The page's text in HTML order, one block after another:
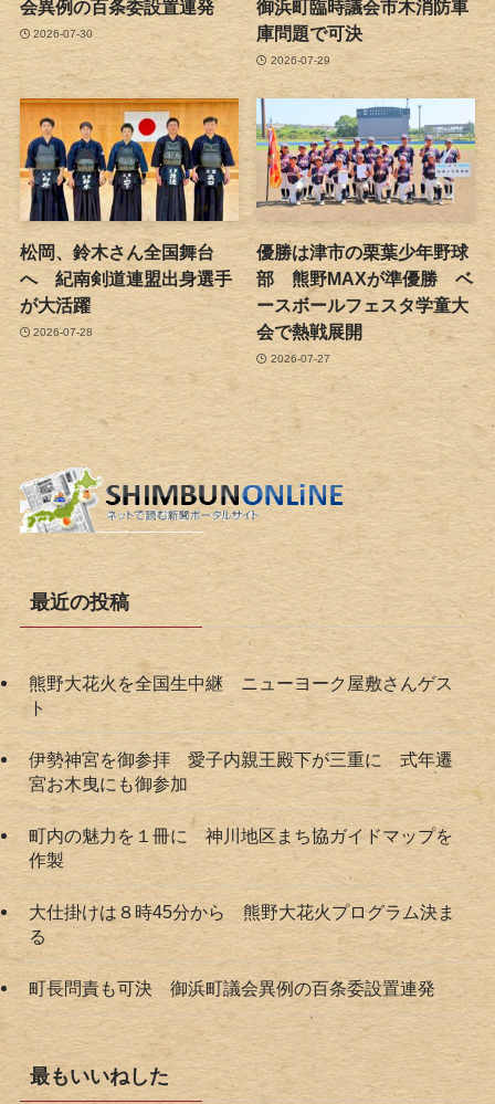
会異例の百条委設置連発
2026-07-30
御浜町臨時議会市木消防車
庫問題で可決
2026-07-29
松岡、鈴木さん全国舞台
へ 紀南剣道連盟出身選手
が大活躍
2026-07-28
優勝は津市の栗葉少年野球
部 熊野MAXが準優勝 ベ
ースボールフェスタ学童大
会で熱戦展開
2026-07-27
最近の投稿
熊野大花火を全国生中継 ニューヨーク屋敷さんゲス
ト
伊勢神宮を御参拝 愛子内親王殿下が三重に 式年遷
宮お木曳にも御参加
町内の魅力を１冊に 神川地区まち協ガイドマップを
作製
大仕掛けは８時45分から 熊野大花火プログラム決ま
る
町長問責も可決 御浜町議会異例の百条委設置連発
最もいいねした